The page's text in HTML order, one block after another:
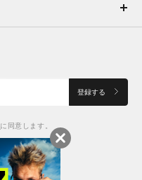
登録する
に同意します。